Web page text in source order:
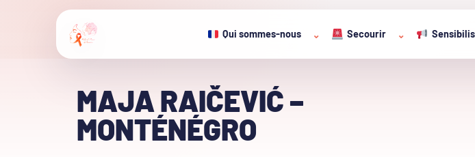
Qui sommes-nous ⌄ Secourir ⌄
MAJA RAIČEVIĆ –
MONTÉNÉGRO